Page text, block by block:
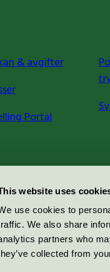
website uses
use cookies to
We also share
partners who
collected from
& avgifter
Portal
AB